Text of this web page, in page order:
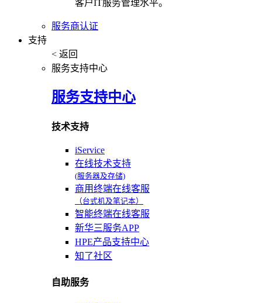
客户IT服务管理水平。
服务商认证
支持
< 返回
服务支持中心
服务支持中心
技术支持
iService
在线技术支持
(服务器及存储)
商用终端在线客服
（台式机及笔记本）
智能终端在线客服
新华三服务APP
HPE产品支持中心
知了社区
自助服务